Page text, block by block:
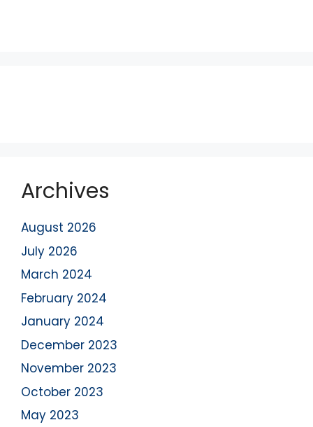
Archives
August 2026
July 2026
March 2024
February 2024
January 2024
December 2023
November 2023
October 2023
May 2023